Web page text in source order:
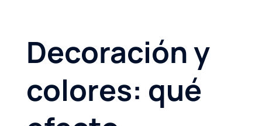
Decoración y
colores: qué